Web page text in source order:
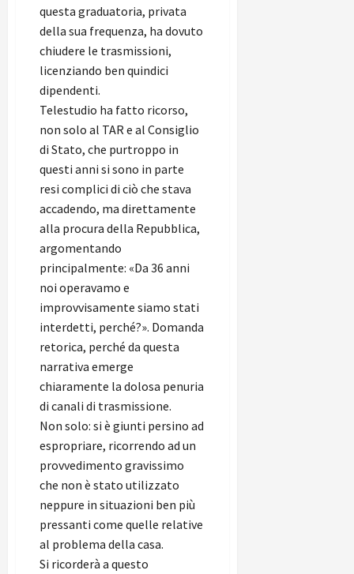
questa graduatoria, privata
della sua frequenza, ha dovuto
chiudere le trasmissioni,
licenziando ben quindici
dipendenti.
Telestudio ha fatto ricorso,
non solo al TAR e al Consiglio
di Stato, che purtroppo in
questi anni si sono in parte
resi complici di ciò che stava
accadendo, ma direttamente
alla procura della Repubblica,
argomentando
principalmente: «Da 36 anni
noi operavamo e
improvvisamente siamo stati
interdetti, perché?». Domanda
retorica, perché da questa
narrativa emerge
chiaramente la dolosa penuria
di canali di trasmissione.
Non solo: si è giunti persino ad
espropriare, ricorrendo ad un
provvedimento gravissimo
che non è stato utilizzato
neppure in situazioni ben più
pressanti come quelle relative
al problema della casa.
Si ricorderà a questo